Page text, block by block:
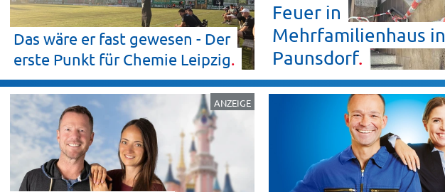
Das wäre er fast gewesen - Der
erste Punkt für Chemie Leipzig
Feuer in
Mehrfamilienhaus in
Paunsdorf
ANZEIGE